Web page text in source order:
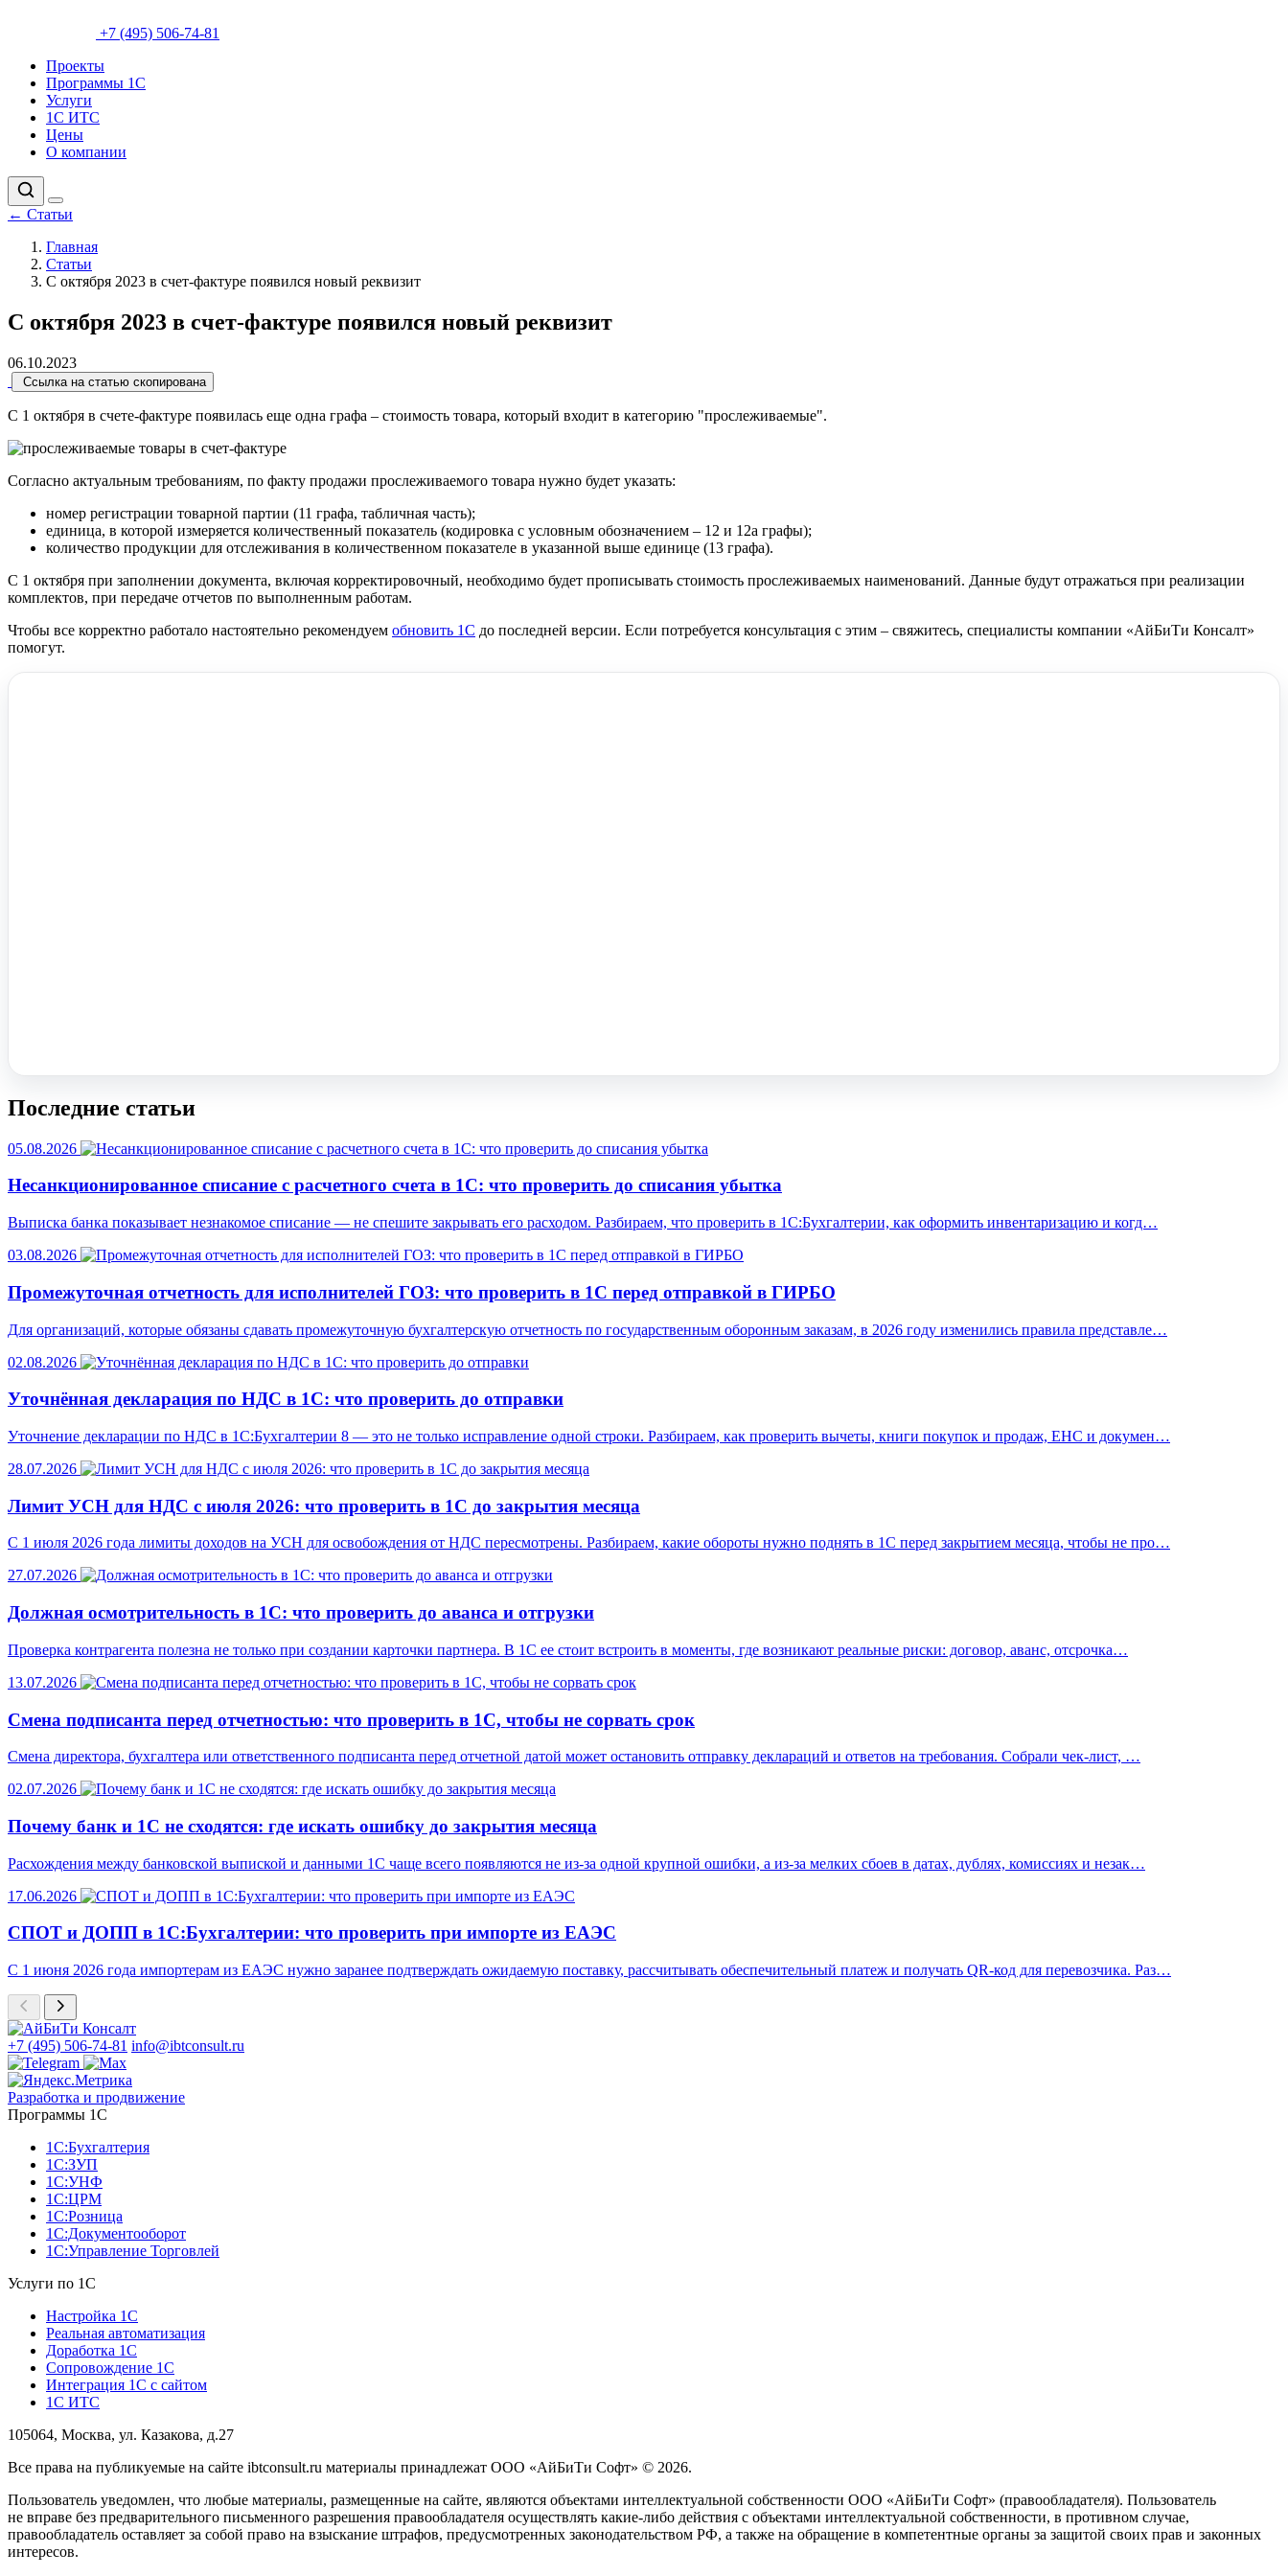
+7 (495) 506-74-81
Проекты
Программы 1С
Услуги
1С ИТС
Цены
О компании
← Статьи
Главная
Статьи
С октября 2023 в счет-фактуре появился новый реквизит
С октября 2023 в счет-фактуре появился новый реквизит
06.10.2023
Ссылка на статью скопирована
С 1 октября в счете-фактуре появилась еще одна графа – стоимость товара, который входит в категорию "прослеживаемые".
Согласно актуальным требованиям, по факту продажи прослеживаемого товара нужно будет указать:
номер регистрации товарной партии (11 графа, табличная часть);
единица, в которой измеряется количественный показатель (кодировка с условным обозначением – 12 и 12а графы);
количество продукции для отслеживания в количественном показателе в указанной выше единице (13 графа).
С 1 октября при заполнении документа, включая корректировочный, необходимо будет прописывать стоимость прослеживаемых наименований. Данные будут отражаться при реализации
комплектов, при передаче отчетов по выполненным работам.
Чтобы все корректно работало настоятельно рекомендуем обновить 1С до последней версии. Если потребуется консультация с этим – свяжитесь, специалисты компании «АйБиТи Консалт»
помогут.
Последние статьи
05.08.2026
Несанкционированное списание с расчетного счета в 1С: что проверить до списания убытка
Выписка банка показывает незнакомое списание — не спешите закрывать его расходом. Разбираем, что проверить в 1С:Бухгалтерии, как оформить инвентаризацию и когд…
03.08.2026
Промежуточная отчетность для исполнителей ГОЗ: что проверить в 1С перед отправкой в ГИРБО
Для организаций, которые обязаны сдавать промежуточную бухгалтерскую отчетность по государственным оборонным заказам, в 2026 году изменились правила представле…
02.08.2026
Уточнённая декларация по НДС в 1С: что проверить до отправки
Уточнение декларации по НДС в 1С:Бухгалтерии 8 — это не только исправление одной строки. Разбираем, как проверить вычеты, книги покупок и продаж, ЕНС и докумен…
28.07.2026
Лимит УСН для НДС с июля 2026: что проверить в 1С до закрытия месяца
С 1 июля 2026 года лимиты доходов на УСН для освобождения от НДС пересмотрены. Разбираем, какие обороты нужно поднять в 1С перед закрытием месяца, чтобы не про…
27.07.2026
Должная осмотрительность в 1С: что проверить до аванса и отгрузки
Проверка контрагента полезна не только при создании карточки партнера. В 1С ее стоит встроить в моменты, где возникают реальные риски: договор, аванс, отсрочка…
13.07.2026
Смена подписанта перед отчетностью: что проверить в 1С, чтобы не сорвать срок
Смена директора, бухгалтера или ответственного подписанта перед отчетной датой может остановить отправку деклараций и ответов на требования. Собрали чек-лист, …
02.07.2026
Почему банк и 1С не сходятся: где искать ошибку до закрытия месяца
Расхождения между банковской выпиской и данными 1С чаще всего появляются не из-за одной крупной ошибки, а из-за мелких сбоев в датах, дублях, комиссиях и незак…
17.06.2026
СПОТ и ДОПП в 1С:Бухгалтерии: что проверить при импорте из ЕАЭС
С 1 июня 2026 года импортерам из ЕАЭС нужно заранее подтверждать ожидаемую поставку, рассчитывать обеспечительный платеж и получать QR-код для перевозчика. Раз…
+7 (495) 506-74-81 info@ibtconsult.ru
Разработка и продвижение
Программы 1С
1С:Бухгалтерия
1С:ЗУП
1С:УНФ
1С:ЦРМ
1С:Розница
1С:Документооборот
1С:Управление Торговлей
Услуги по 1С
Настройка 1С
Реальная автоматизация
Доработка 1С
Сопровождение 1С
Интеграция 1С с сайтом
1С ИТС
105064, Москва, ул. Казакова, д.27
Все права на публикуемые на сайте ibtconsult.ru материалы принадлежат ООО «АйБиТи Софт» © 2026.
Пользователь уведомлен, что любые материалы, размещенные на сайте, являются объектами интеллектуальной собственности ООО «АйБиТи Софт» (правообладателя). Пользователь
не вправе без предварительного письменного разрешения правообладателя осуществлять какие-либо действия с объектами интеллектуальной собственности, в противном случае,
правообладатель оставляет за собой право на взыскание штрафов, предусмотренных законодательством РФ, а также на обращение в компетентные органы за защитой своих прав и законных
интересов.